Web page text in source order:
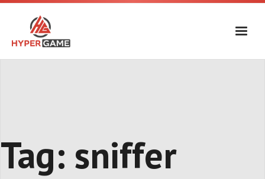
Skip
Tag: sniffer